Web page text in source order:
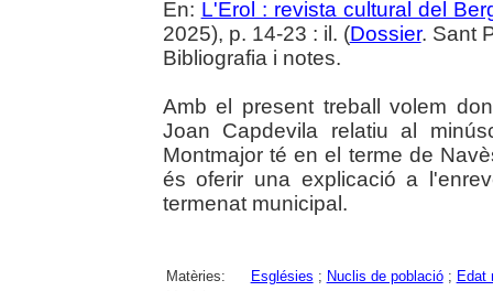
En: L'Erol : revista cultural del
2025), p. 14-23 : il. (Dossier. Sant
Bibliografia i notes.
Amb el present treball volem
Joan Capdevila relatiu al
Montmajor té en el terme de
és oferir una explicació a
termenat municipal.
Matèries: Esglésies ; Nuclis de població; Edat